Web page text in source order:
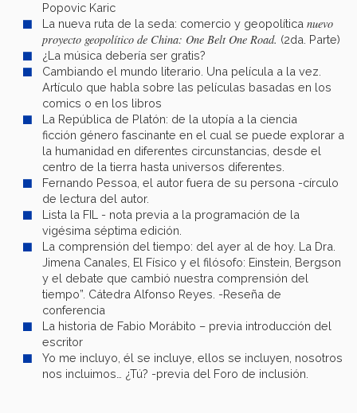
Popovic Karic
La nueva ruta de la seda: comercio y geopolítica nuevo
proyecto geopolítico de China: One Belt One Road. (2da. Parte)
¿La música debería ser gratis?
Cambiando el mundo literario. Una película a la vez.
Artículo que habla sobre las películas basadas en los
comics o en los libros
La República de Platón: de la utopía a la ciencia
ficción género fascinante en el cual se puede explorar a
la humanidad en diferentes circunstancias, desde el
centro de la tierra hasta universos diferentes.
Fernando Pessoa, el autor fuera de su persona -círculo
de lectura del autor.
Lista la FIL - nota previa a la programación de la
vigésima séptima edición.
La comprensión del tiempo: del ayer al de hoy. La Dra.
Jimena Canales, El Físico y el filósofo: Einstein, Bergson
y el debate que cambió nuestra comprensión del
tiempo”. Cátedra Alfonso Reyes. -Reseña de
conferencia
La historia de Fabio Morábito – previa introducción del
escritor
Yo me incluyo, él se incluye, ellos se incluyen, nosotros
nos incluimos… ¿Tú? -previa del Foro de inclusión.